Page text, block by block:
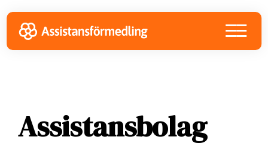
to
primary
navigation
to
main
content
to
footer
Assistansbolag